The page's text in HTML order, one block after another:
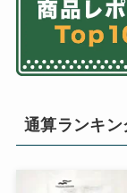
通算ランキ